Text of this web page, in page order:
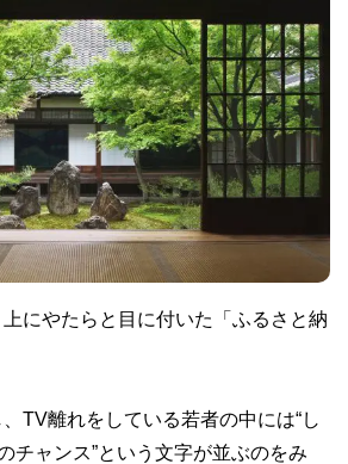
にやたらと目に付いた「ふるさと納
TV離れをしている若者の中には“し
チャンス”という文字が並ぶのをみ